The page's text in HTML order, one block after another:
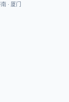
· 厦门